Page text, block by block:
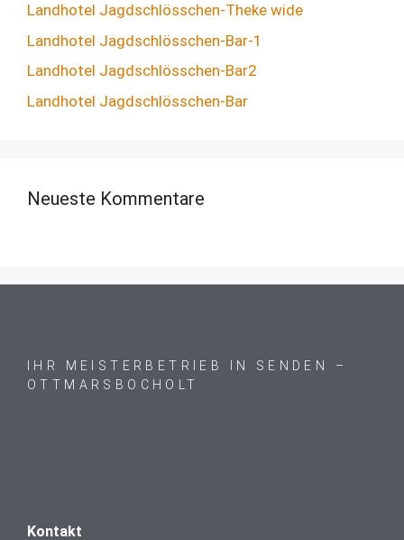
Landhotel Jagdschlösschen-Theke wide
Landhotel Jagdschlösschen-Bar-1
Landhotel Jagdschlösschen-Bar2
Landhotel Jagdschlösschen-Bar
Neueste Kommentare
IHR MEISTERBETRIEB IN SENDEN –
OTTMARSBOCHOLT
Kontakt